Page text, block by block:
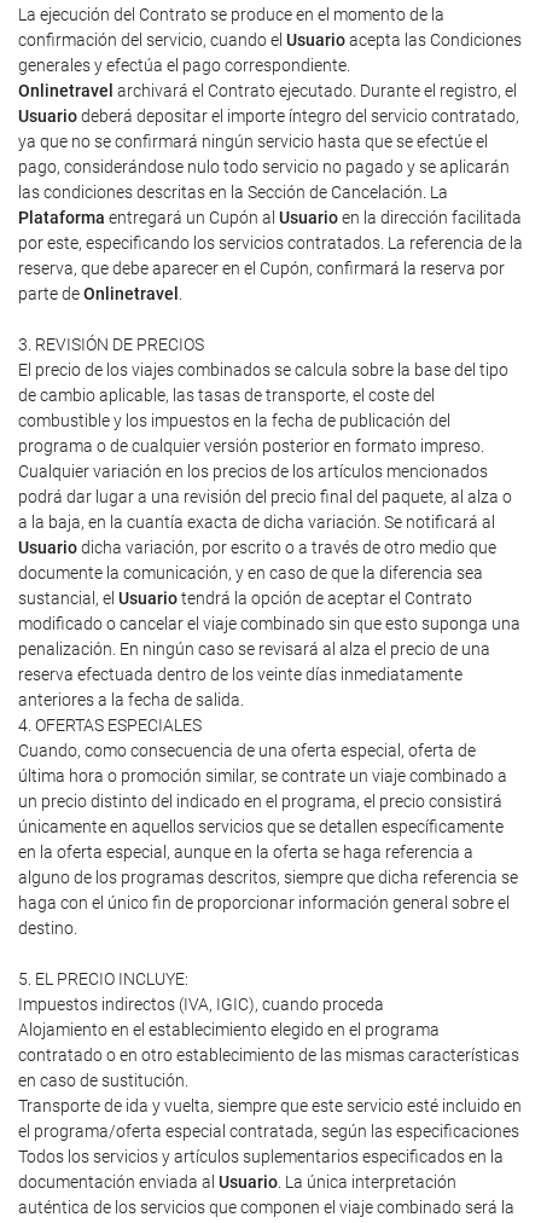
La ejecución del Contrato se produce en el momento de la
confirmación del servicio, cuando el Usuarioacepta las Condiciones
generales y efectúa el pago correspondiente.
Onlinetravel archivará el Contrato ejecutado. Durante el registro, el
Usuariodeberá depositar el importe íntegro del servicio contratado,
ya que no se confirmará ningún servicio hasta que se efectúe el
pago, considerándose nulo todo servicio no pagado y se aplicarán
las condiciones descritas en la Sección de Cancelación. La
Plataforma entregará un Cupón al Usuarioen la dirección facilitada
por este, especificando los servicios contratados. La referencia de la
reserva, que debe aparecer en el Cupón, confirmará la reserva por
parte deOnlinetravel
3. REVISIÓN DE PRECIOS
El precio de los viajes combinados se calcula sobre la base del tipo
de cambio aplicable, las tasas de transporte, el coste del
combustible y los impuestos en la fecha de publicación del
programa o de cualquier versión posterior en formato impreso.
Cualquier variación en los precios de los artículos mencionados
podrá dar lugar a una revisión del precio final del paquete, al alza o
a la baja, en la cuantía exacta de dicha variación. Se notificará al
Usuariodicha variación, por escrito o a través de otro medio que
documente la comunicación, y en caso de que la diferencia sea
sustancial, el Usuariotendrá la opción de aceptar el Contrato
modificado o cancelar el viaje combinado sin que esto suponga una
penalización. En ningún caso se revisará al alza el precio de una
reserva efectuada dentro de los veinte días inmediatamente
anteriores a la fecha de salida.
4. OFERTAS ESPECIALES
Cuando, como consecuencia de una oferta especial, oferta de
última hora o promoción similar, se contrate un viaje combinado a
un precio distinto del indicado en el programa, el precio consistirá
únicamente en aquellos servicios que se detallen específicamente
en la oferta especial, aunque en la oferta se haga referencia a
alguno de los programas descritos, siempre que dicha referencia se
haga con el único fin de proporcionar información general sobre el
destino.
5. EL PRECIO INCLUYE:
Impuestos indirectos (IVA, IGIC), cuando proceda
Alojamiento en el establecimiento elegido en el programa
contratado o en otro establecimiento de las mismas características
en caso de sustitución.
Transporte de ida y vuelta, siempre que este servicio esté incluido en
el programa/oferta especial contratada, según las especificaciones
Todos los servicios y artículos suplementarios especificados en la
documentación enviada al Usuario . La única interpretación
auténtica de los servicios que componen el viaje combinado será la